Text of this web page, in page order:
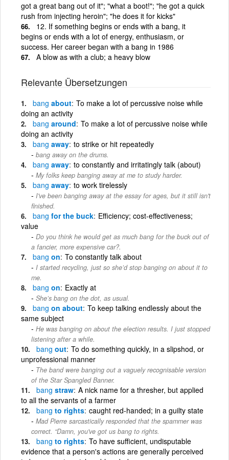
got a great bang out of it"; "what a boot!"; "he got a quick
rush from injecting heroin"; "he does it for kicks"
12. If something begins or ends with a bang, it
begins or ends with a lot of energy, enthusiasm, or
success. Her career began with a bang in 1986
A blow as with a club; a heavy blow
Relevante Übersetzungen
bang about To make a lot of percussive noise while
doing an activity
bang around To make a lot of percussive noise while
doing an activity
bang away to strike or hit repeatedly
bang away on the drums.
bang away to constantly and irritatingly talk (about)
My folks keep banging away at me to study harder.
bang away to work tirelessly
I've been banging away at the essay for ages, but it still isn't
finished.
bang for the buck Efficiency; cost-effectiveness;
value
Do you think he would get as much bang for the buck out of
a fancier, more expensive car?.
bang on To constantly talk about
I started recycling, just so she’d stop banging on about it to
me.
bang on Exactly at
She’s bang on the dot, as usual.
bang on about To keep talking endlessly about the
same subject
He was banging on about the election results. I just stopped
listening after a while.
bang out To do something quickly, in a slipshod, or
unprofessional manner
The band were banging out a vaguely recognisable version
of the Star Spangled Banner.
bang straw A nick name for a thresher, but applied
to all the servants of a farmer
bang to rights caught red-handed; in a guilty state
Mad Pierre sarcastically responded that the spammer was
correct. “Damn, you've got us bang to rights.
bang to rights To have sufficient, undisputable
evidence that a person's actions are generally perceived